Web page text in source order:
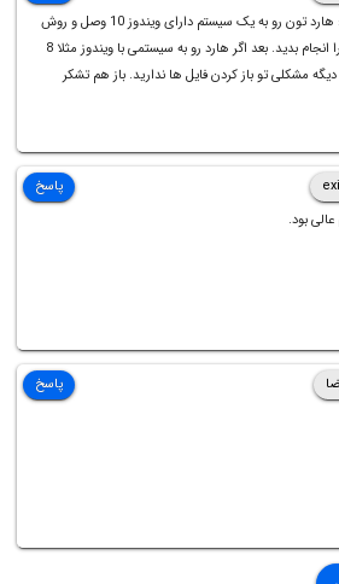
نکته: هارد تون رو به یک سیستم دارای ویندوز 10 وصل و روش
اول را انجام بدید. بعد اگر هارد رو به سیستمی با ویندوز مثلا 8
دیگه مشکلی تو باز کردن فایل ها ندارید. باز هم تشکر
بود.
پاسخ
پاسخ